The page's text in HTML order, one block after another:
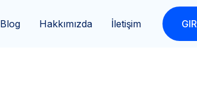
Blog Hakkımızda İletişim